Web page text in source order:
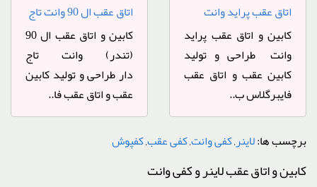
اتاق عقب پراید وانت
فندوقی
کابین و اتاق عقب پراید
وانت طراحی و تولید
کابین عقب و اتاق عقب
فایبرگلاس ب..
اتاق عقب ال 90 وانت تاج
دار
کابین و اتاق عقب ال 90
(تندر) وانت تاج
دار طراحی و تولید کابین
عقب و اتاق عقب فا..
برچسب ها:لاینر,کفی وانت,کفی عقب,کفپوش
کابین و اتاق عقب لاینر و کفی وانت